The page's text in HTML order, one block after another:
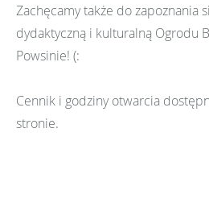
Zachęcamy także do zapoznania
dydaktyczną i kulturalną Ogrodu
Powsinie! (:
Cennik i godziny otwarcia
stronie.